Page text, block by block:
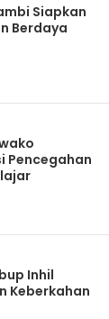
Siapkan
Berdaya
Pencegahan
Inhil
Keberkahan